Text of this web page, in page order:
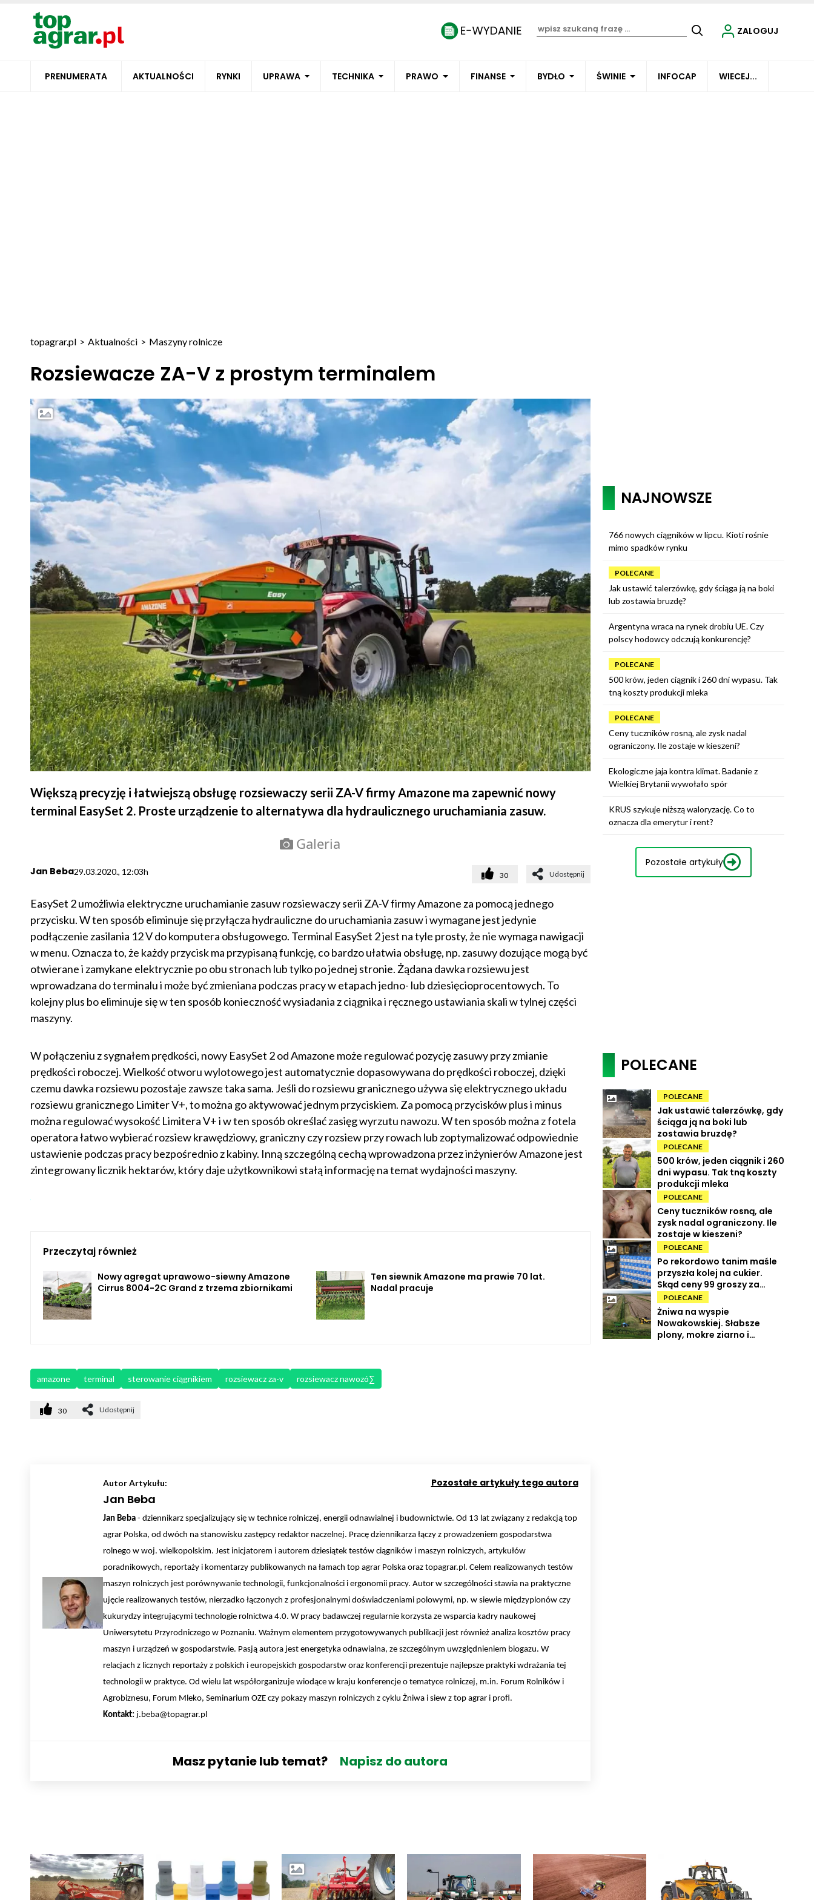
PRENUMERATA AKTUALNOŚCI RYNKI UPRAWA TECHNIKA PRAWO FINANSE BYDŁO ŚWINIE INFOCAP WIECEJ...
ZALOGUJ
topagrar.pl > Aktualności > Maszyny rolnicze
Rozsiewacze ZA-V z prostym terminalem
Większą precyzję i łatwiejszą obsługę rozsiewaczy serii ZA-V firmy Amazone ma zapewnić nowy
terminal EasySet 2. Proste urządzenie to alternatywa dla hydraulicznego uruchamiania zasuw.
Galeria
Jan Beba29.03.2020., 12:03h 30 Udostępnij
EasySet 2 umożliwia elektryczne uruchamianie zasuw rozsiewaczy serii ZA-V firmy Amazone za pomocą jednego
przycisku. W ten sposób eliminuje się przyłącza hydrauliczne do uruchamiania zasuw i wymagane jest jedynie
podłączenie zasilania 12 V do komputera obsługowego. Terminal EasySet 2 jest na tyle prosty, że nie wymaga nawigacji
w menu. Oznacza to, że każdy przycisk ma przypisaną funkcję, co bardzo ułatwia obsługę, np. zasuwy dozujące mogą być
otwierane i zamykane elektrycznie po obu stronach lub tylko po jednej stronie. Żądana dawka rozsiewu jest
wprowadzana do terminalu i może być zmieniana podczas pracy w etapach jedno- lub dziesięcioprocentowych. To
kolejny plus bo eliminuje się w ten sposób konieczność wysiadania z ciągnika i ręcznego ustawiania skali w tylnej części
maszyny.
W połączeniu z sygnałem prędkości, nowy EasySet 2 od Amazone może regulować pozycję zasuwy przy zmianie
prędkości roboczej. Wielkość otworu wylotowego jest automatycznie dopasowywana do prędkości roboczej, dzięki
czemu dawka rozsiewu pozostaje zawsze taka sama. Jeśli do rozsiewu granicznego używa się elektrycznego układu
rozsiewu granicznego Limiter V+, to można go aktywować jednym przyciskiem. Za pomocą przycisków plus i minus
można regulować wysokość Limitera V+ i w ten sposób określać zasięg wyrzutu nawozu. W ten sposób można z fotela
operatora łatwo wybierać rozsiew krawędziowy, graniczny czy rozsiew przy rowach lub zoptymalizować odpowiednie
ustawienie podczas pracy bezpośrednio z kabiny. Inną szczególną cechą wprowadzona przez inżynierów Amazone jest
zintegrowany licznik hektarów, który daje użytkownikowi stałą informację na temat wydajności maszyny.
Przeczytaj również
Nowy agregat uprawowo-siewny Amazone
Cirrus 8004-2C Grand z trzema zbiornikami
Ten siewnik Amazone ma prawie 70 lat.
Nadal pracuje
amazone terminal sterowanie ciągnikiem rozsiewacz za-v rozsiewacz nawozó∑
30 Udostępnij
Autor Artykułu:
Jan Beba
Jan Beba- dziennikarz specjalizujący się w technice rolniczej, energii odnawialnej i budownictwie. Od 13 lat związany z redakcją top
agrar Polska, od dwóch na stanowisku zastępcy redaktor naczelnej. Pracę dziennikarza łączy z prowadzeniem gospodarstwa
rolnego w woj. wielkopolskim. Jest inicjatorem i autorem dziesiątek testów ciągników i maszyn rolniczych, artykułów
poradnikowych, reportaży i komentarzy publikowanych na łamach top agrar Polska oraz topagrar.pl. Celem realizowanych testów
maszyn rolniczych jest porównywanie technologii, funkcjonalności i ergonomii pracy. Autor w szczególności stawia na praktyczne
ujęcie realizowanych testów, nierzadko łączonych z profesjonalnymi doświadczeniami polowymi, np. w siewie międzyplonów czy
kukurydzy integrującymi technologie rolnictwa 4.0. W pracy badawczej regularnie korzysta ze wsparcia kadry naukowej
Uniwersytetu Przyrodniczego w Poznaniu. Ważnym elementem przygotowywanych publikacji jest również analiza kosztów pracy
maszyn i urządzeń w gospodarstwie. Pasją autora jest energetyka odnawialna, ze szczególnym uwzględnieniem biogazu. W
relacjach z licznych reportaży z polskich i europejskich gospodarstw oraz konferencji prezentuje najlepsze praktyki wdrażania tej
technologii w praktyce. Od wielu lat współorganizuje wiodące w kraju konferencje o tematyce rolniczej, m.in. Forum Rolników i
Agrobiznesu, Forum Mleko, Seminarium OZE czy pokazy maszyn rolniczych z cyklu Żniwa i siew z top agrar i profi.
Kontakt: j.beba@topagrar.pl
Pozostałe artykuły tego autora
Masz pytanie lub temat? Napisz do autora
NAJNOWSZE
766 nowych ciągników w lipcu. Kioti rośnie
mimo spadków rynku
POLECANE
Jak ustawić talerzówkę, gdy ściąga ją na boki
lub zostawia bruzdę?
Argentyna wraca na rynek drobiu UE. Czy
polscy hodowcy odczują konkurencję?
POLECANE
500 krów, jeden ciągnik i 260 dni wypasu. Tak
tną koszty produkcji mleka
POLECANE
Ceny tuczników rosną, ale zysk nadal
ograniczony. Ile zostaje w kieszeni?
Ekologiczne jaja kontra klimat. Badanie z
Wielkiej Brytanii wywołało spór
KRUS szykuje niższą waloryzację. Co to
oznacza dla emerytur i rent?
Pozostałe artykuły
POLECANE
POLECANE
Jak ustawić talerzówkę, gdy
ściąga ją na boki lub
zostawia bruzdę?
POLECANE
500 krów, jeden ciągnik i 260
dni wypasu. Tak tną koszty
produkcji mleka
POLECANE
Ceny tuczników rosną, ale
zysk nadal ograniczony. Ile
zostaje w kieszeni?
POLECANE
Po rekordowo tanim maśle
przyszła kolej na cukier.
Skąd ceny 99 groszy za
kilogram?
POLECANE
Żniwa na wyspie
Nowakowskiej. Słabsze
plony, mokre ziarno i